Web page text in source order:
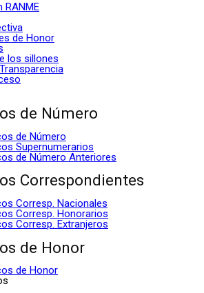
RANME
de Honor
los sillones
de Número
de Número
Supernumerarios
de Número Anteriores
Correspondientes
Corresp. Nacionales
Corresp. Honorarios
Corresp. Extranjeros
de Honor
de Honor